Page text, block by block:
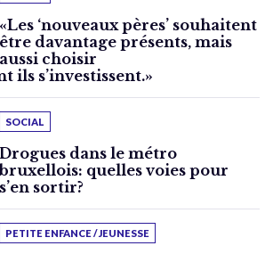
«Les ‘nouveaux pères’ souhaitent
être davantage présents, mais
aussi choisir
ils s’investissent.»
SOCIAL
Drogues dans le métro
bruxellois: quelles voies pour
s’en sortir?
PETITE ENFANCE / JEUNESSE